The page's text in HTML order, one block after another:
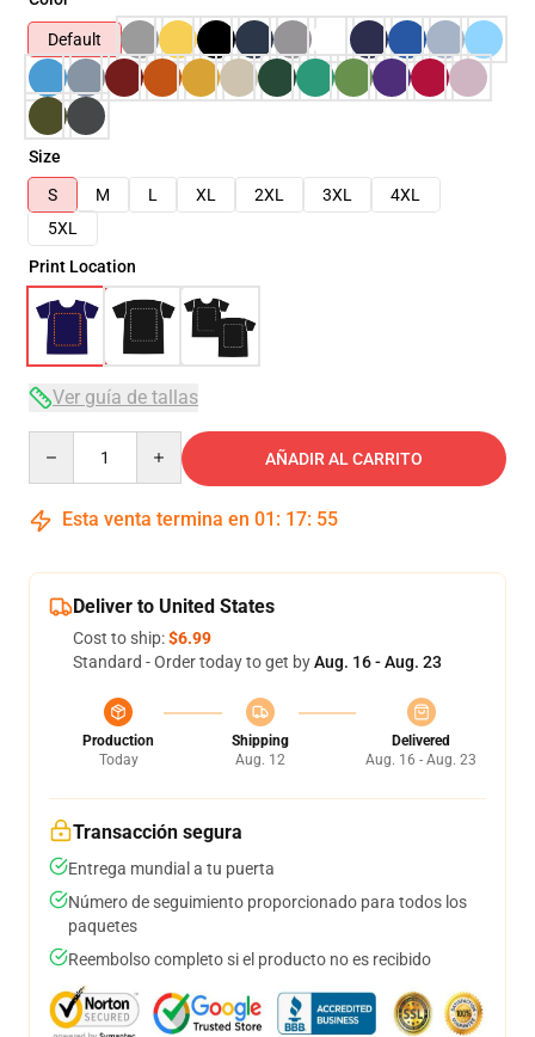
Default
Size
S
M L XL 2XL 3XL
4XL
5XL
Print Location
Ver guía de tallas
AÑADIR AL CARRITO
Esta venta termina en 01 : 17: 54
Deliver to United States
Cost to ship:$6.99
Standard - Order today to get byAug. 16 - Aug. 23
Production
Today
Shipping
Aug. 12
Delivered
Aug. 16 - Aug. 23
Transacción segura
Entrega mundial a tu puerta
Número de seguimiento proporcionado para todos los
paquetes
Reembolso completo si el producto no es recibido